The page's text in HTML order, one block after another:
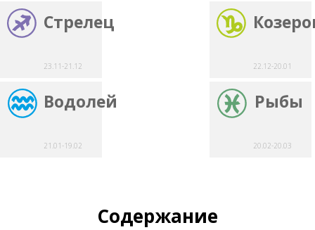
Стрелец
23.11-21.12 22.12-20.01
Водолей
21.01-19.02
Рыбы
20.02-20.03
Содержание